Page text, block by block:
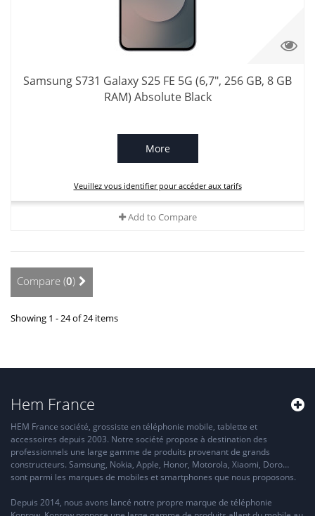
Samsung S731 Galaxy S25 FE 5G (6,7", 256 GB, 8 GB
RAM) Absolute Black
More
Veuillez vous identifier pour accéder aux tarifs
Add to Compare
Compare (0)
Showing 1 - 24 of 24 items
Hem France
HEM France société, grossiste en téléphonie mobile, tablette et
accessoires depuis 2003. Notre société propose à destination des
professionnels une large gamme de produits provenant de grands
constructeurs. Samsung, Nokia, Apple, Honor, Motorola, Xiaomi, Doro…
sont parmi les marques de mobiles et smartphones que nous proposons.
Depuis 2014, nous avons lancé notre propre marque de téléphonie